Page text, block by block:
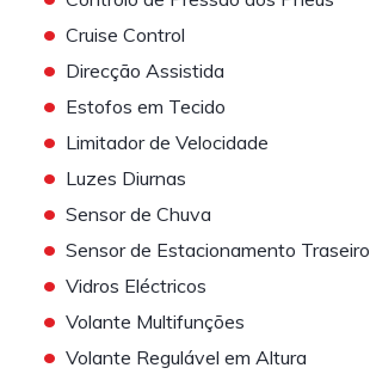
• Cruise Control
• Direcção Assistida
• Estofos em Tecido
• Limitador de Velocidade
• Luzes Diurnas
• Sensor de Chuva
• Sensor de Estacionamento Traseiro
• Vidros Eléctricos
• Volante Multifunções
• Volante Regulável em Altura